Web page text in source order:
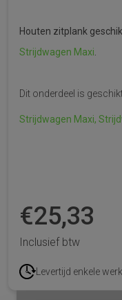
Houten zitplank
Strijdwagen Maxi
Dit onderdeel is
Strijdwagen Maxi,
€25,33
Inclusief btw
Levertijd enkele